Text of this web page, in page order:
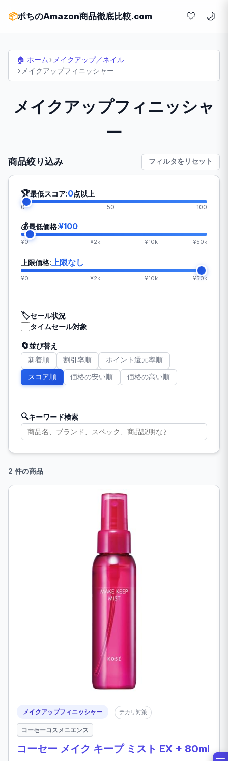
📦ポちのAmazon商品徹底比較.com 🤍
🏠 ホーム › メイクアップ／ネイル
› メイクアップフィニッシャー
メイクアップフィニッシャ
ー
商品絞り込み フィルタをリセット
🏆最低スコア:0点以上
0 50 100
💰最低価格:¥100
¥0 ¥2k ¥10k ¥50k
上限価格: 上限なし
¥0 ¥2k ¥10k ¥50k
🏷️セール状況
タイムセール対象
🔄並び替え
新着順 割引率順 ポイント還元率順
スコア順 価格の安い順 価格の高い順
🔍キーワード検索
2 件の商品
メイクアップフィニッシャー テカリ対策
コーセーコスメニエンス
コーセー メイク キープ ミスト EX + 80ml